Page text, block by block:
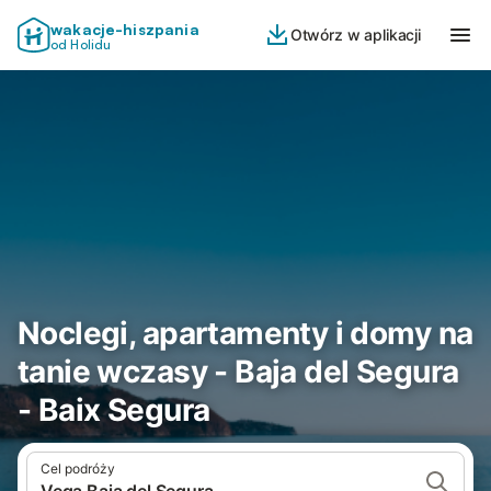
wakacje-hiszpania
od Holidu
Otwórz w aplikacji
Noclegi, apartamenty i domy na
tanie wczasy - Baja del Segura
- Baix Segura
Cel podróży